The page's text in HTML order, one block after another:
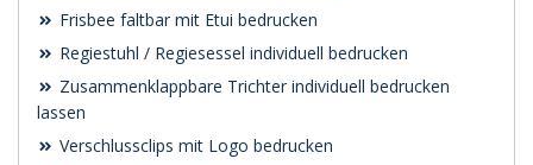
Frisbee faltbar mit Etui bedrucken
Regiestuhl / Regiesessel individuell bedrucken
Zusammenklappbare Trichter individuell bedrucken
lassen
Verschlussclips mit Logo bedrucken